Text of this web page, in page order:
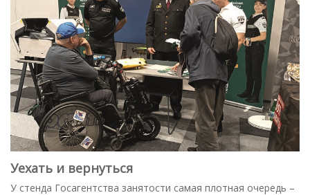
Уехать и вернуться
У стенда Госагентства занятости самая плотная очередь –